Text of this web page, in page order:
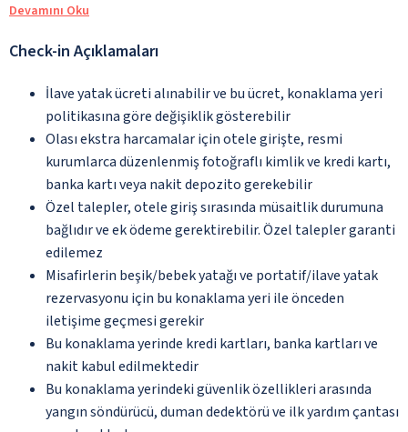
Devamını Oku
Check-in Açıklamaları
İlave yatak ücreti alınabilir ve bu ücret, konaklama yeri
politikasına göre değişiklik gösterebilir
Olası ekstra harcamalar için otele girişte, resmi
kurumlarca düzenlenmiş fotoğraflı kimlik ve kredi kartı,
banka kartı veya nakit depozito gerekebilir
Özel talepler, otele giriş sırasında müsaitlik durumuna
bağlıdır ve ek ödeme gerektirebilir. Özel talepler garanti
edilemez
Misafirlerin beşik/bebek yatağı ve portatif/ilave yatak
rezervasyonu için bu konaklama yeri ile önceden
iletişime geçmesi gerekir
Bu konaklama yerinde kredi kartları, banka kartları ve
nakit kabul edilmektedir
Bu konaklama yerindeki güvenlik özellikleri arasında
yangın söndürücü, duman dedektörü ve ilk yardım çantası